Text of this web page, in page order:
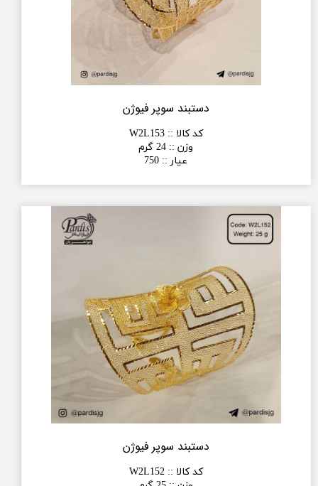
دستبند سوپر فیوژن
کد کالا ::
W2L153
وزن :: 24 گرم
عیار ::
750
دستبند سوپر فیوژن
کد کالا ::
W2L152